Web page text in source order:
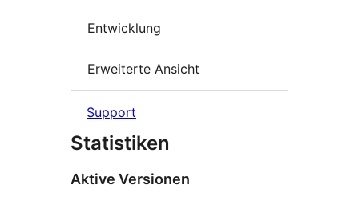
Entwicklung
Erweiterte Ansicht
Support
Statistiken
Aktive Versionen